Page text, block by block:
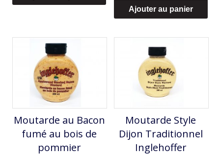
KÜHNE
vin
Moutarde
à
l'ancienne
COCHON
Ajouter au panier
Moutarde au Bacon
fumé au bois de
pommier
Moutarde Style
Dijon Traditionnel
Inglehoffer